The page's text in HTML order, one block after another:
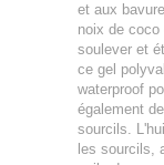
et aux
noix de coco
soulever et
ce gel
waterproof
également
sourcils.
les sourcils,